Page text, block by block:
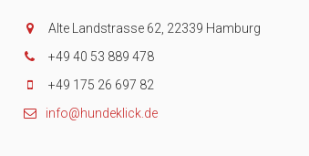
Alte Landstrasse 62, 22339 Hamburg
+49 40 53 889 478
+49 175 26 697 82
info@hundeklick.de